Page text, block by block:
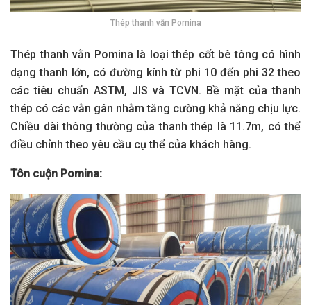
Thép thanh vằn Pomina
Thép thanh vằn Pomina là loại thép cốt bê tông có hình
dạng thanh lớn, có đường kính từ phi 10 đến phi 32 theo
các tiêu chuẩn ASTM, JIS và TCVN. Bề mặt của thanh
thép có các vằn gân nhằm tăng cường khả năng chịu lực.
Chiều dài thông thường của thanh thép là 11.7m, có thể
điều chỉnh theo yêu cầu cụ thể của khách hàng.
Tôn cuộn Pomina: